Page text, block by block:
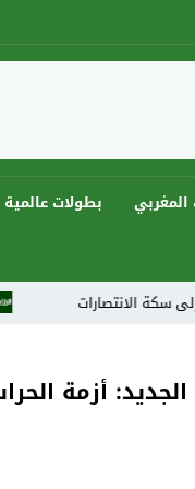
المغربي بطولات عالمية
سبورتينغ السونح
أزمة